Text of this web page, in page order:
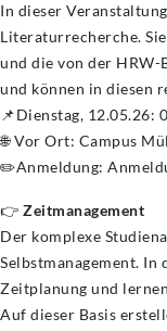
In dieser
Literaturrecherche.
und die von der
und können in diesen
📌Dienstag, 12.05.26:
🌐 Vor Ort: Campus
✏️Anmeldung:
👉 Zeitmanagement
Der komplexe
Selbstmanagement. In
Zeitplanung und
Auf dieser Basis